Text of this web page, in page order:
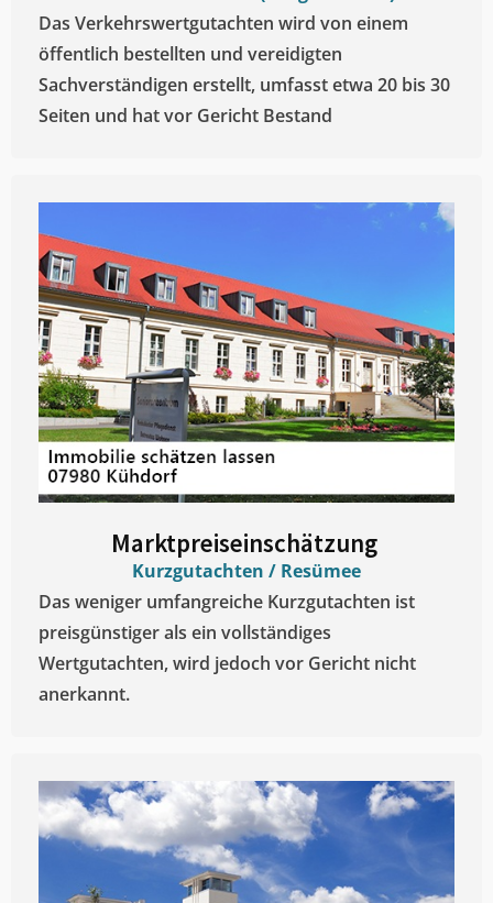
Das Verkehrswertgutachten wird von einem
öffentlich bestellten und vereidigten
Sachverständigen erstellt, umfasst etwa 20 bis 30
Seiten und hat vor Gericht Bestand
Marktpreiseinschätzung ​
Kurzgutachten / Resümee
Das weniger umfangreiche Kurzgutachten ist
preisgünstiger als ein vollständiges
Wertgutachten, wird jedoch vor Gericht nicht
anerkannt.